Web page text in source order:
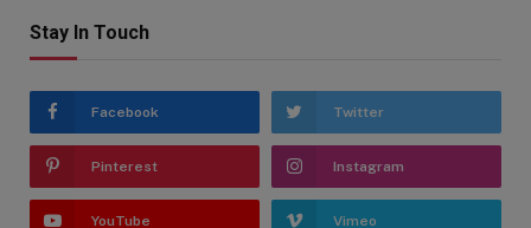
Stay In Touch
Facebook Twitter
Pinterest Instagram
YouTube Vimeo